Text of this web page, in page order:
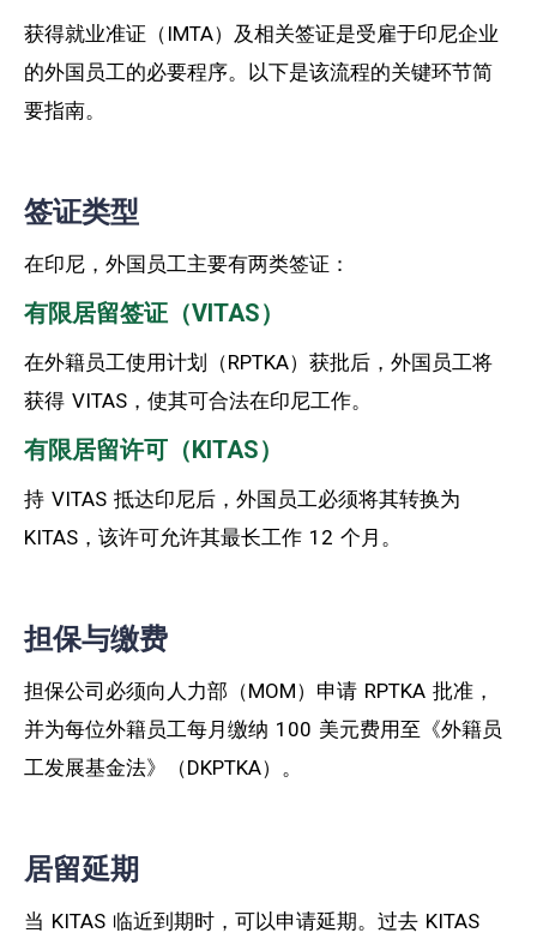
获得就业准证（IMTA）及相关签证是受雇于印尼企业
的外国员工的必要程序。以下是该流程的关键环节简
要指南。
签证类型
在印尼，外国员工主要有两类签证：
有限居留签证（VITAS）
在外籍员工使用计划（RPTKA）获批后，外国员工将
获得 VITAS，使其可合法在印尼工作。
有限居留许可（KITAS）
持 VITAS 抵达印尼后，外国员工必须将其转换为
KITAS，该许可允许其最长工作 12 个月。
担保与缴费
担保公司必须向人力部（MOM）申请 RPTKA 批准，
并为每位外籍员工每月缴纳 100 美元费用至《外籍员
工发展基金法》（DKPTKA）。
居留延期
当 KITAS 临近到期时，可以申请延期。过去 KITAS